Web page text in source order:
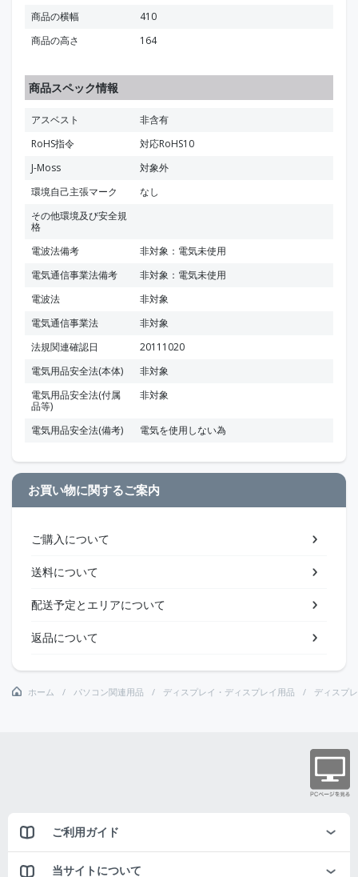
商品の横幅
410
商品の高さ
164
商品スペック情報
アスベスト
非含有
RoHS指令
対応RoHS10
J-Moss
対象外
環境自己主張マーク
なし
その他環境及び安全規
格
電波法備考
非対象：電気未使用
電気通信事業法備考
非対象：電気未使用
電波法
非対象
電気通信事業法
非対象
法規関連確認日
20111020
電気用品安全法(本体)
非対象
電気用品安全法(付属
品等)
非対象
電気用品安全法(備考) 電気を使用しない為
お買い物に関するご案内
ご購入について
送料について
配送予定とエリアについて
返品について
ホーム パソコン関連用品 ディスプレイ・ディスプレイ用品 ディスプ
ご利用ガイド
当サイトについて